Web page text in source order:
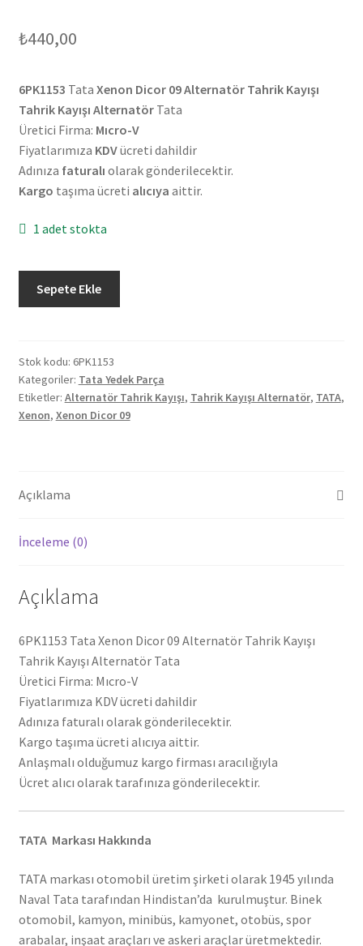
₺440,00
6PK1153 Tata Xenon Dicor 09Alternatör Tahrik Kayışı
Tahrik Kayışı AlternatörTata
Üretici Firma: Mıcro-V
Fiyatlarımıza KDVücreti dahildir
Adınıza faturalı olarak gönderilecektir.
Kargo taşıma ücreti alıcıya aittir.
1 adet stokta
Xenon
Alternatör
Tahrik
Kayışı
6PK1153
Sepete Ekle
Stok kodu: 6PK1153
Kategoriler: Tata Yedek Parça
Etiketler: Alternatör Tahrik Kayışı, Tahrik Kayışı Alternatör, TATA,
Xenon, Xenon Dicor 09
Açıklama
İnceleme (0)
Açıklama
6PK1153 Tata Xenon Dicor 09 Alternatör Tahrik Kayışı
Tahrik Kayışı Alternatör Tata
Üretici Firma: Mıcro-V
Fiyatlarımıza KDV ücreti dahildir
Adınıza faturalı olarak gönderilecektir.
Kargo taşıma ücreti alıcıya aittir.
Anlaşmalı olduğumuz kargo firması aracılığıyla
Ücret alıcı olarak tarafınıza gönderilecektir.
TATA Markası Hakkında
TATA markası otomobil üretim şirketi olarak 1945 yılında
Naval Tata tarafından Hindistan’da kurulmuştur. Binek
otomobil, kamyon, minibüs, kamyonet, otobüs, spor
arabalar, inşaat araçları ve askeri araçlar üretmektedir.